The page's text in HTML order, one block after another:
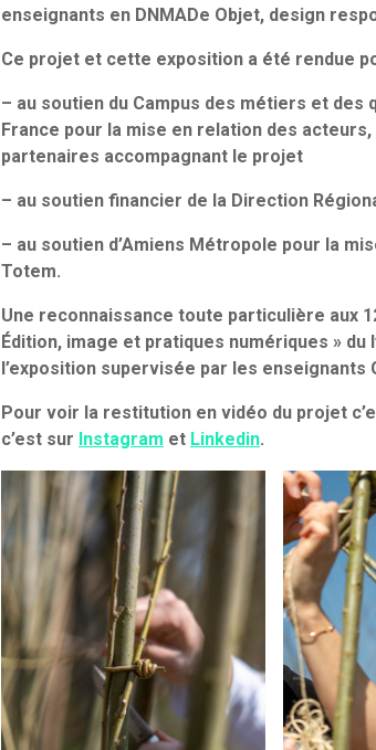
enseignants en DNMADe Objet, design
Ce projet et cette exposition a été rendue
– au soutien du Campus des métiers et
France pour la mise en relation des
partenaires accompagnant le projet
– au soutien financier de la Direction
– au soutien d’Amiens Métropole pour la
Totem.
Une reconnaissance toute particulière aux
Édition, image et pratiques numériques »
l’exposition supervisée par les enseignants
Pour voir la restitution en vidéo du projet
c’est sur Instagram et Linkedin.